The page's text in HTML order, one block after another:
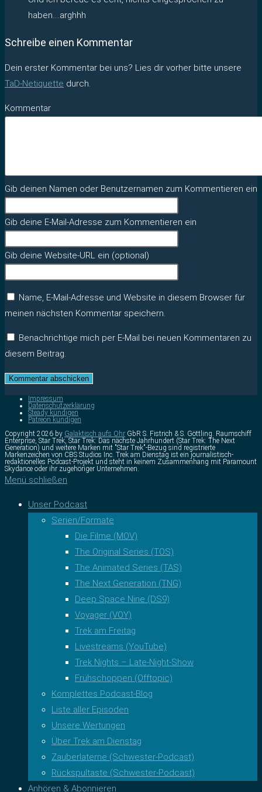
haben….arghhh
Schreibe einen Kommentar
Dein erster Kommentar bei uns? Lies dir vorher bitte unsere
TaD-Netiquette durch.
Kommentar
Gib deinen Namen oder Benutzernamen zum Kommentieren ein
Gib deine E-Mail-Adresse zum Kommentieren ein
Gib deine Website-URL ein (optional)
Name, E-Mail-Adresse und Website in diesem Browser für
meinen nächsten Kommentar speichern.
Benachrichtige mich per E-Mail bei neuen Kommentaren zu
diesem Beitrag.
Impressum
Datenschutzerklärung
Steady kündigen
Patreon kündigen
Copyright 2026 by Galaktisch aufs Ohr GbR S. Fistrich & S. Göttling. Raumschiff
Enterprise, Star Trek, Star Trek: Das nächste Jahrhundert (Star Trek: The Next
Generation) und weitere Marken mit "Star Trek"-Bezug sind registrierte
Markenzeichen von CBS Studios Inc. Trek am Dienstag ist ein journalistisch-
redaktionelles Podcast-Projekt und steht in keinem Zusammenhang mit Paramount
Skydance oder ihr zugehöriger Unternehmen.
Menü schließen
Unser Podcast
Serien/Formate
Die Filme (MOV)
The Original Series (TOS)
The Animated Series (TAS)
The Next Generation (TNG)
Deep Space Nine (DS9)
Voyager (VOY)
Trek am Freitag
Livestreams (YouTube)
Trek Nights – Late-Night-Show
Frühschoppen (Offtopic)
Komplettes Podcast-Blog
Liste aller Episoden
Unsere Wertungen
Über Trek am Dienstag
Zauberlaterne (Schwester-Podcast)
Rückspultaste (Schwester-Podcast)
Anhören & Abonnieren